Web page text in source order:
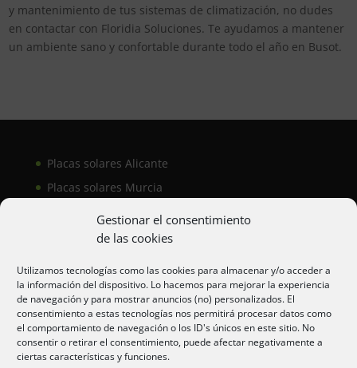
Gestionar el consentimiento
de las cookies
Utilizamos tecnologías como las cookies para almacenar y/o acceder a
la información del dispositivo. Lo hacemos para mejorar la experiencia
de navegación y para mostrar anuncios (no) personalizados. El
consentimiento a estas tecnologías nos permitirá procesar datos como
el comportamiento de navegación o los ID's únicos en este sitio. No
consentir o retirar el consentimiento, puede afectar negativamente a
ciertas características y funciones.
y mantenimiento de tus sistemas de climatización, no dudes
en contactar con Floridia Soluciones. Te ayudamos a mantener
un ambiente sano y confortable durante todo el año en Busot.
Placas solares Alicante
Placas solares Murcia
Aire acondicionado Alicante
Aire acondicionador Murcia
Aire acondicionado San Juan